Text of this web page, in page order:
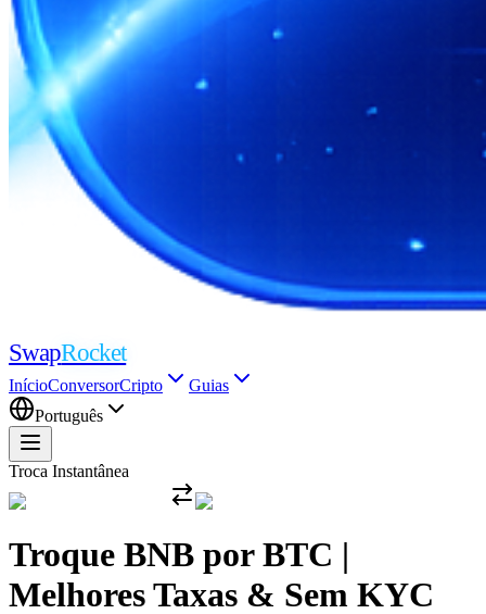
SwapRocket
InícioConversorCripto
Guias
Português
Troca Instantânea
Troque BNB por BTC |
Melhores Taxas & Sem KYC